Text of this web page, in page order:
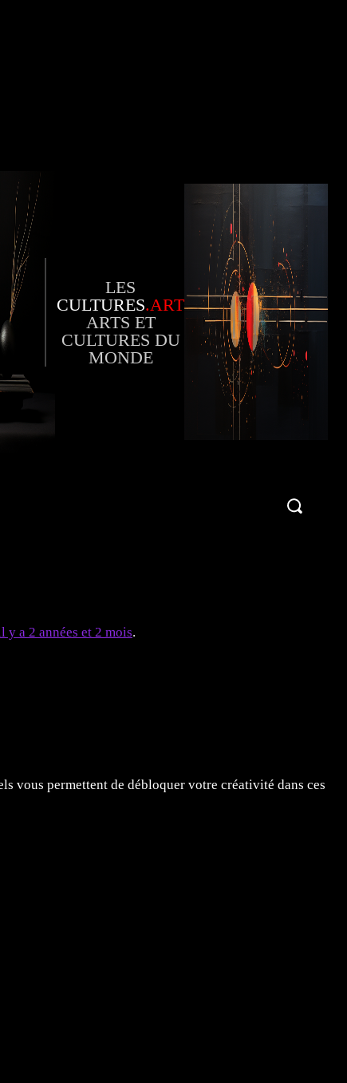
LES
CULTURES.ART
ARTS ET
CULTURES DU
MONDE
y a 2 années et 2 mois.
vous permettent de débloquer votre créativité dans ces